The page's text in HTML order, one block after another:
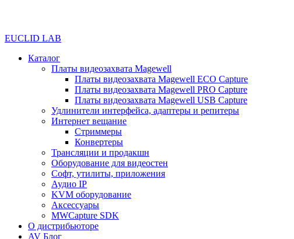
EUCLID LAB
Каталог
Платы видеозахвата Magewell
Платы видеозахвата Magewell ECO Capture
Платы видеозахвата Magewell PRO Capture
Платы видеозахвата Magewell USB Capture
Удлинители интерфейса, адаптеры и репитеры
Интернет вещание
Стриммеры
Конвертеры
Трансляции и продакшн
Оборудование для видеостен
Софт, утилиты, приложения
Аудио IP
KVM оборудование
Аксессуары
MWCapture SDK
О дистрибьюторе
AV Блог